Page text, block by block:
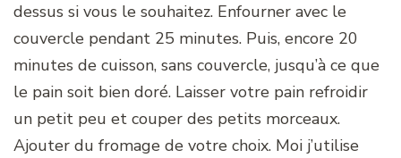
dessus si vous le souhaitez. Enfourner avec le
couvercle pendant 25 minutes. Puis, encore 20
minutes de cuisson, sans couvercle, jusqu’à ce que
le pain soit bien doré. Laisser votre pain refroidir
un petit peu et couper des petits morceaux.
Ajouter du fromage de votre choix. Moi j’utilise